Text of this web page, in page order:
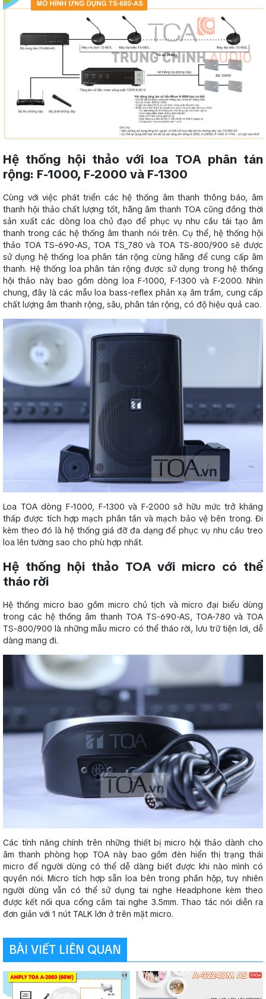
Hệ thống hội thảo với loa TOA phân tán
rộng: F-1000, F-2000 và F-1300
Cùng với việc phát triển các hệ thống âm thanh thông báo, âm
thanh hội thảo chất lượng tốt, hãng âm thanh TOA cũng đồng thời
sản xuất các dòng loa chủ đạo để phục vụ nhu cầu tái tạo âm
thanh trong các hệ thống âm thanh nói trên. Cụ thể, hệ thống hội
thảo TOA TS-690-AS, TOA TS_780 và TOA TS-800/900 sẽ được
sử dụng hệ thống loa phân tán rộng cùng hãng để cung cấp âm
thanh. Hệ thống loa phân tán rộng được sử dụng trong hệ thống
hội thảo này bao gồm dòng loa F-1000, F-1300 và F-2000. Nhìn
chung, đây là các mẫu loa bass-reflex phản xạ âm trầm, cung cấp
chất lượng âm thanh rộng, sâu, phân tán rộng, có độ hiệu quả cao.
Loa TOA dòng F-1000, F-1300 và F-2000 sở hữu mức trở kháng
thấp được tích hợp mạch phân tần và mạch bảo vệ bên trong. Đi
kèm theo đó là hệ thống giá đỡ đa dạng để phục vụ nhu cầu treo
loa lên tường sao cho phù hợp nhất.
Hệ thống hội thảo TOA với micro có thể
tháo rời
Hệ thống micro bao gồm micro chủ tịch và micro đại biểu dùng
trong các hệ thống âm thanh TOA TS-690-AS, TOA-780 và TOA
TS-800/900 là những mẫu micro có thể tháo rời, lưu trữ tiện lơi, dễ
dàng mang đi.
Các tính năng chính trên những thiết bị micro hội thảo dành cho
âm thanh phòng họp TOA này bao gồm đèn hiển thị trạng thái
micro để người dùng có thể dễ dàng biết được khi nào mình có
quyền nói. Micro tích hợp sẵn loa bên trong phần hộp, tuy nhiên
người dùng vẫn có thể sử dụng tai nghe Headphone kèm theo
được kết nối qua cổng cắm tai nghe 3.5mm. Thao tác nói diễn ra
đơn giản với 1 nút TALK lớn ở trên mặt micro.
BÀI VIẾT LIÊN QUAN